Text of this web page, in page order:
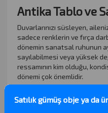
Antika Tablo ve
Duvarlarınızı süsleyen,
sadece renklerin ve fırça
dönemin sanatsal ruhunun
sayılabilmesi veya yüksek
ressamının kim olduğu,
dönemi çok önemlidir.
değerlendirme şarttır. Antika
Satılık gümüş obje ya da